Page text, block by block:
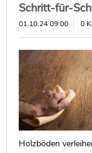
Schritt-für-
01.10.24 09:00 0
Holzböden